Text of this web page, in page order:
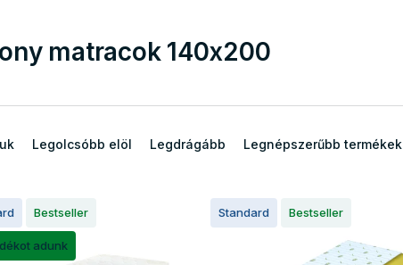
matracok 140x200
Legolcsóbb elöl Legdrágább Legnépszerűbb termékek
Bestseller
adunk
Standard Bestseller